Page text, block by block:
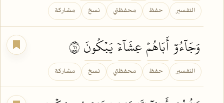
التفسير حفظ محفظتي نسخ مشاركة
وَجَآءُوٓأَبَاهُمۡعِشَآءٗيَبۡكُونَ
التفسير حفظ محفظتي نسخ مشاركة